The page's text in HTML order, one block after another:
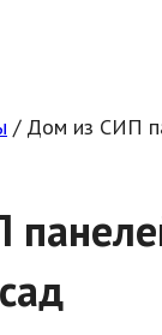
/ Дом из СИП